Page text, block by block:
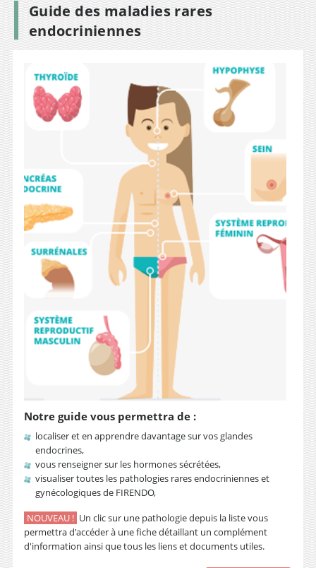
Guide des maladies rares
endocriniennes
Notre guidevous permettra de :
localiser et en apprendre davantage sur vos glandes
endocrines,
vous renseigner sur les hormones sécrétées,
visualiser toutes les pathologies rares endocriniennes et
gynécologiques de FIRENDO,
NOUVEAU ! Un clic sur une pathologie depuis la liste vous
permettra d'accéder à une fiche détaillant un complément
d'information ainsi que tous les liens et documents utiles.